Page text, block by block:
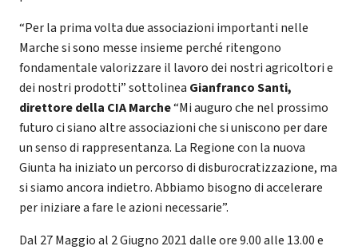
“Per la prima volta due associazioni importanti nelle
Marche si sono messe insieme perché ritengono
fondamentale valorizzare il lavoro dei nostri agricoltori e
dei nostri prodotti” sottolinea Gianfranco Santi,
direttore della CIA Marche“Mi auguro che nel prossimo
futuro ci siano altre associazioni che si uniscono per dare
un senso di rappresentanza. La Regione con la nuova
Giunta ha iniziato un percorso di disburocratizzazione, ma
si siamo ancora indietro. Abbiamo bisogno di accelerare
per iniziare a fare le azioni necessarie”.
Dal 27 Maggio al 2 Giugno 2021 dalle ore 9.00 alle 13.00 e